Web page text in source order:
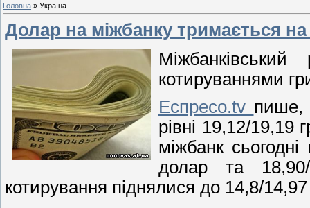
Головна » Україна
Долар на міжбанку тримається на
котируваннями
Еспресо.tv пише,
рівні
міжбанк
долар та
котирування піднялися до 14,8/